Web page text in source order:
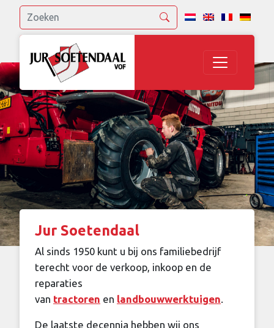
Jur Soetendaal
Al sinds 1950 kunt u bij ons familiebedrijf
terecht voor de verkoop, inkoop en de
reparaties
van tractoren en landbouwwerktuigen.
De laatste decennia hebben wij ons